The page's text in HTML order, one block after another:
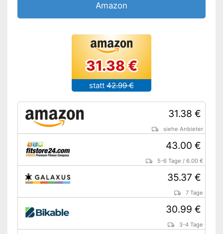
Amazon
31.38 €
statt 42.99 €
31.38 €
siehe Anbieter
43.00 €
5-6 Tage /6.00 €
35.37 €
7 Tage
30.99 €
3-4 Tage